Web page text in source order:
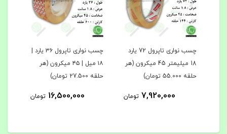
چسب نواری تاپرول 72 یارد
18 میلیمتر 45 میکرون (هر
حلقه 55.000 تومان)
7,920,000 تومان
چسب نواری تاپرول ۳۶ یارد |
۱۸ میل | ۴۵ میکرون (هر
حلقه 27.500 تومان)
16,500,000 تومان